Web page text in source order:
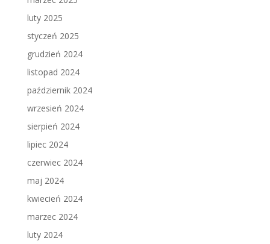
luty 2025
styczeń 2025
grudzień 2024
listopad 2024
październik 2024
wrzesień 2024
sierpień 2024
lipiec 2024
czerwiec 2024
maj 2024
kwiecień 2024
marzec 2024
luty 2024